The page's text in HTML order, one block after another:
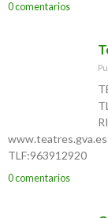
0 comentarios
TLF:963912920
0 comentarios